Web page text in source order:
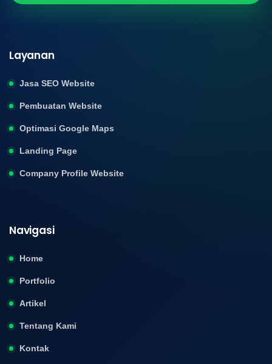
Layanan
Jasa SEO Website
Pembuatan Website
Optimasi Google Maps
Landing Page
Company Profile Website
Navigasi
Home
Portfolio
Artikel
Tentang Kami
Kontak